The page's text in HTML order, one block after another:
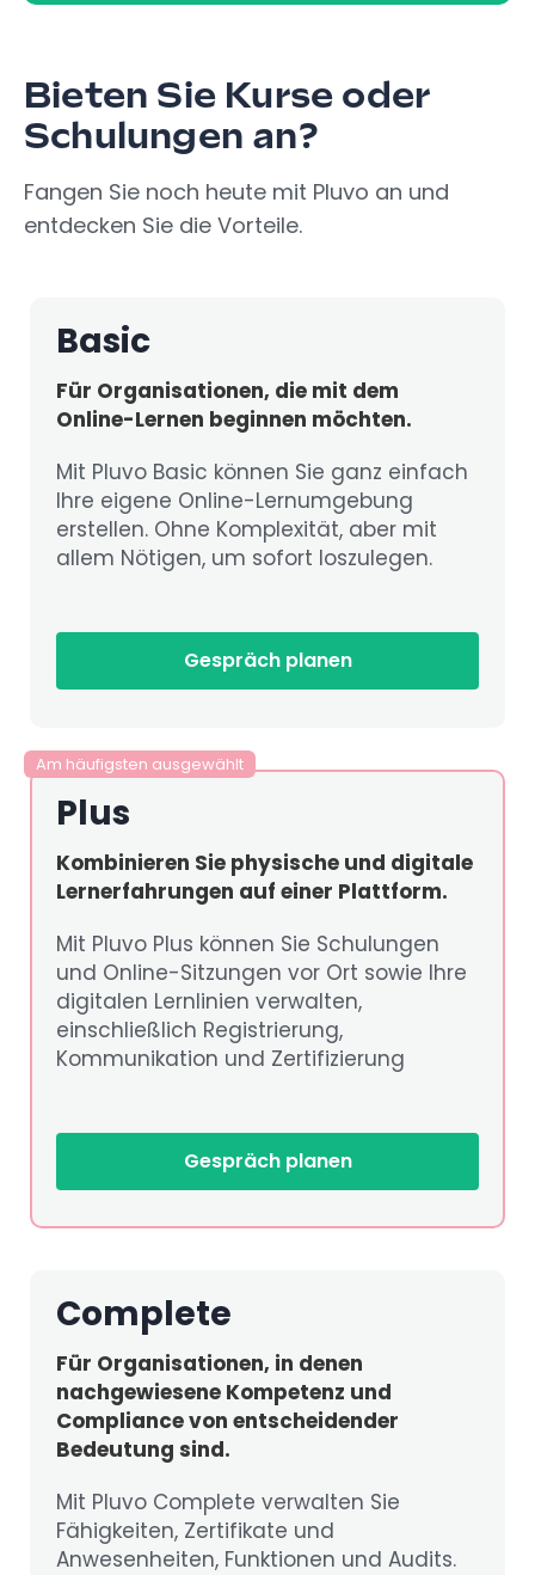
Bieten Sie Kurse oder
Schulungen an?
Fangen Sie noch heute mit Pluvo an und
entdecken Sie die Vorteile.
Basic
Für Organisationen, die mit dem
Online-Lernen beginnen möchten.
Mit Pluvo Basic können Sie ganz einfach
Ihre eigene Online-Lernumgebung
erstellen. Ohne Komplexität, aber mit
allem Nötigen, um sofort loszulegen.
Gespräch planen
Am häufigsten ausgewählt
Plus
Kombinieren Sie physische und digitale
Lernerfahrungen auf einer Plattform.
Mit Pluvo Plus können Sie Schulungen
und Online-Sitzungen vor Ort sowie Ihre
digitalen Lernlinien verwalten,
einschließlich Registrierung,
Kommunikation und Zertifizierung
Gespräch planen
Complete
Für Organisationen, in denen
nachgewiesene Kompetenz und
Compliance von entscheidender
Bedeutung sind.
Mit Pluvo Complete verwalten Sie
Fähigkeiten, Zertifikate und
Anwesenheiten, Funktionen und Audits.